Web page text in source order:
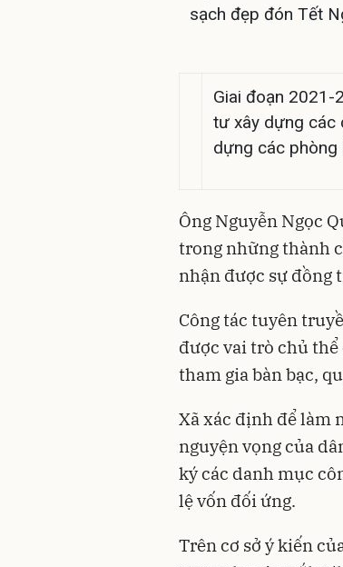
sạch đẹp đón Tết
Giai đoạn 2021-
tư xây dựng các
dựng các phòng
Ông Nguyễn Ngọc
trong những thành
nhận được sự đồng
Công tác tuyên
được vai trò chủ
tham gia bàn bạc,
Xã xác định để làm
nguyện vọng của
ký các danh mục
lệ vốn đối ứng.
Trên cơ sở ý kiến